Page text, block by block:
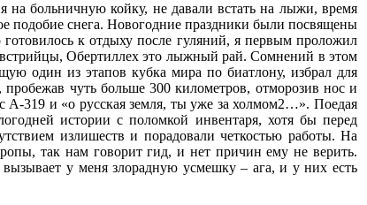
больничную койку, не давали встать на лыжи, время
подобие снега. Новогодние праздники были посвящены
к отдыху после гуляний, я первым проложил
Обертиллех это лыжный рай. Сомнений в этом
один из этапов кубка мира по биатлону, избрал для
чуть больше 300 километров, отморозив нос и
А-319 и «о русская земля, ты уже за холмом2…». Поедая
истории с поломкой инвентаря, хотя бы перед
излишеств и порадовали четкостью работы. На
так нам говорит гид, и нет причин ему не верить.
у меня злорадную усмешку – ага, и у них есть